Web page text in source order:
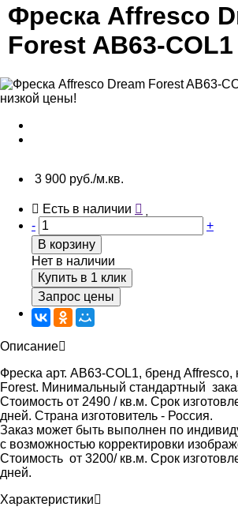
Фреска Affresco
Forest AB63-COL1
3 900 руб./м.кв.
Есть в наличии
-
+
В корзину
Нет в наличии
Купить в 1 клик
Запрос цены
Описание
Фреска арт. AB63-COL1, бренд Affresco,
Forest. Минимальный стандартный
Стоимость от 2490 / кв.м. Срок
дней. Страна изготовитель - Россия.
Заказ может быть выполнен по
с возможностью корректировки
Стоимость от 3200/ кв.м. Срок
дней.
Характеристики